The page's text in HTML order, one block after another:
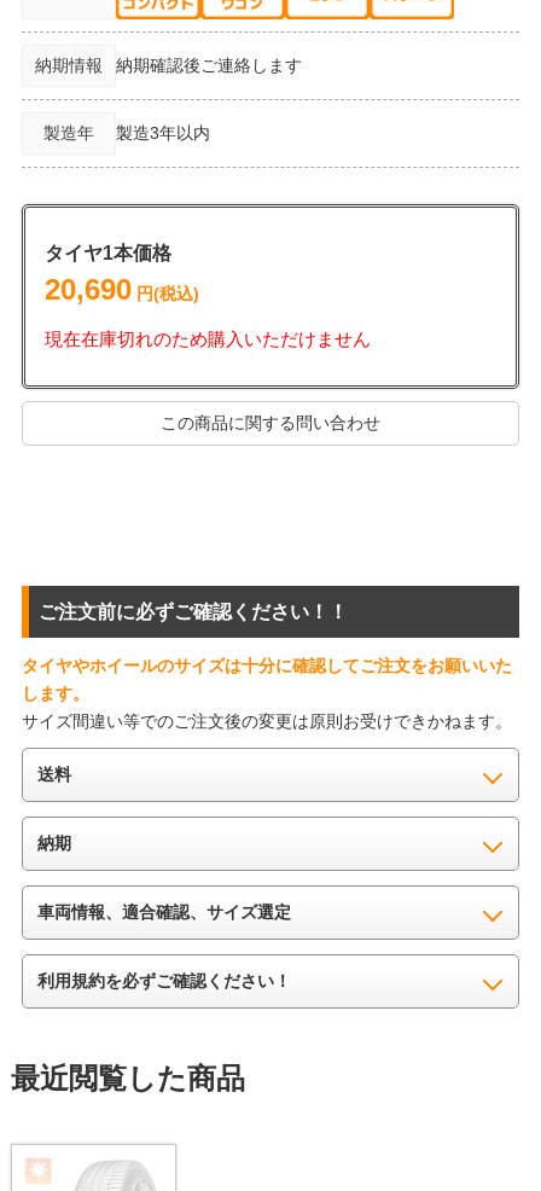
納期情報 納期確認後ご連絡します
製造年 製造3年以内
タイヤ1本価格
20,690円(税込)
現在在庫切れのため購入いただけません
この商品に関する問い合わせ
ご注文前に必ずご確認ください！！
タイヤやホイールのサイズは十分に確認してご注文をお願いいた
します。
サイズ間違い等でのご注文後の変更は原則お受けできかねます。
送料
納期
車両情報、適合確認、サイズ選定
利用規約を必ずご確認ください！
最近閲覧した商品